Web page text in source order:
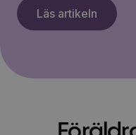
Läs artikeln